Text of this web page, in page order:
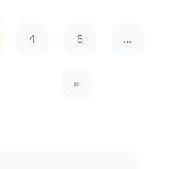
4 5 …
Next Page
»